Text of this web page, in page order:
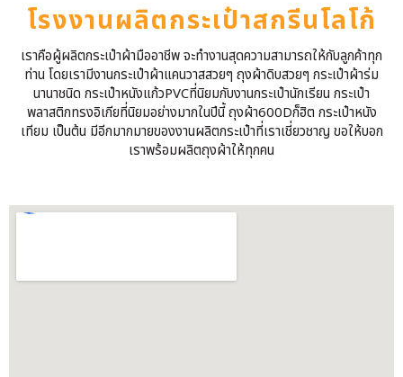
โรงงานผลิตกระเป๋าสกรีนโลโก้
เราคือผู้ผลิตกระเป๋าผ้ามืออาชีพ จะทำงานสุดความสามารถให้กับลูกค้าทุก
ท่าน โดยเรามีงานกระเป๋าผ้าแคนวาสสวยๆ ถุงผ้าดิบสวยๆ กระเป๋าผ้าร่ม
นานาชนิด กระเป๋าหนังแก้วPVCที่นิยมกับงานกระเป๋านักเรียน กระเป๋า
พลาสติกทรงอิเกียที่นิยมอย่างมากในปีนี้ ถุงผ้า600Dก็ฮิต กระเป๋าหนัง
เทียม เป็นต้น มีอีกมากมายของงานผลิตกระเป๋าที่เราเชี่ยวชาญ ขอให้บอก
เราพร้อมผลิตถุงผ้าให้ทุกคน